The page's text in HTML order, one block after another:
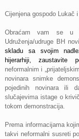
Cijenjena gospodo Lukač
Obraćam vam se u
Udruženja/udruge BH
skladu sa svojim
hijerarhiji, zaustavite
neformalnim i
novinara snimke
pojedinih novinara ili
slučajevima istage o
tokom demonstracija.
Prema informacijama
takvi neformalni susreti